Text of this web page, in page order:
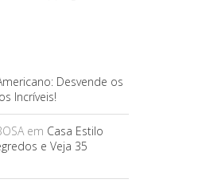
Desvende os
Incríveis!
em Casa Estilo
e Veja 35